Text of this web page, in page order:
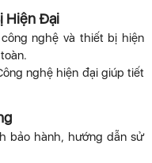
Hiện Đại
nghệ và thiết bị hiện
nghệ hiện đại giúp tiết
bảo hành, hướng dẫn sử